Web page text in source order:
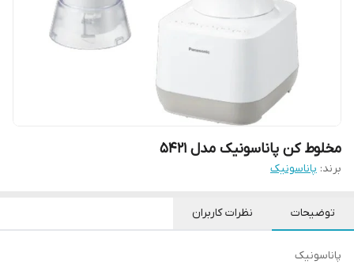
مخلوط کن پاناسونیک مدل 5421
برند: پاناسونیک
توضیحات نظرات کاربران
پاناسونیک